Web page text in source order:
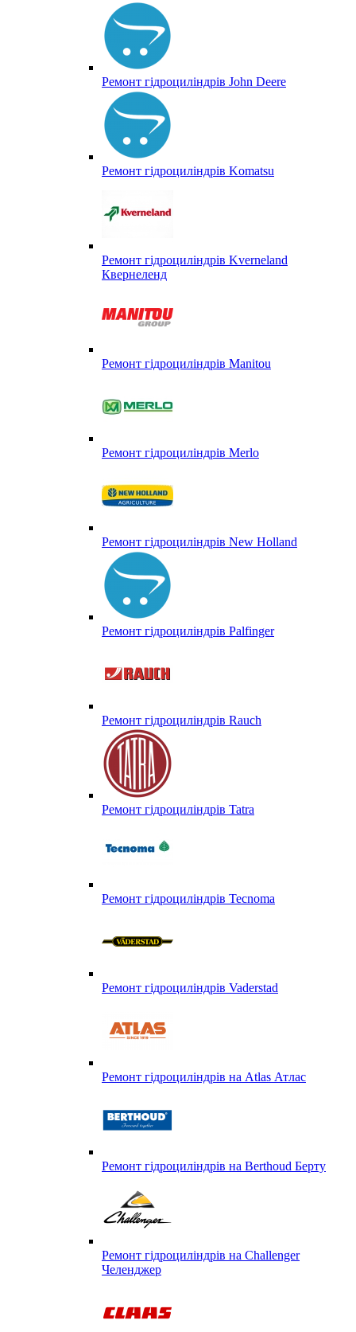
Ремонт гідроциліндрів John Deere
Ремонт гідроциліндрів Komatsu
Ремонт гідроциліндрів Kverneland
Квернеленд
Ремонт гідроциліндрів Manitou
Ремонт гідроциліндрів Merlo
Ремонт гідроциліндрів New Holland
Ремонт гідроциліндрів Palfinger
Ремонт гідроциліндрів Rauch
Ремонт гідроциліндрів Tatra
Ремонт гідроциліндрів Tecnoma
Ремонт гідроциліндрів Vaderstad
Ремонт гідроциліндрів на Atlas Атлас
Ремонт гідроциліндрів на Berthoud Берту
Ремонт гідроциліндрів на Challenger
Челенджер